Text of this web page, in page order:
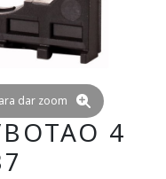
dar zoom
4